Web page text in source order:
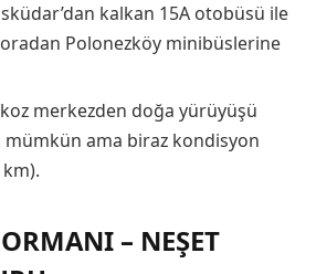
kalkan 15A otobüsü ile
oradan Polonezköy minibüslerine
merkezden doğa yürüyüşü
ama biraz kondisyon
– NEŞET